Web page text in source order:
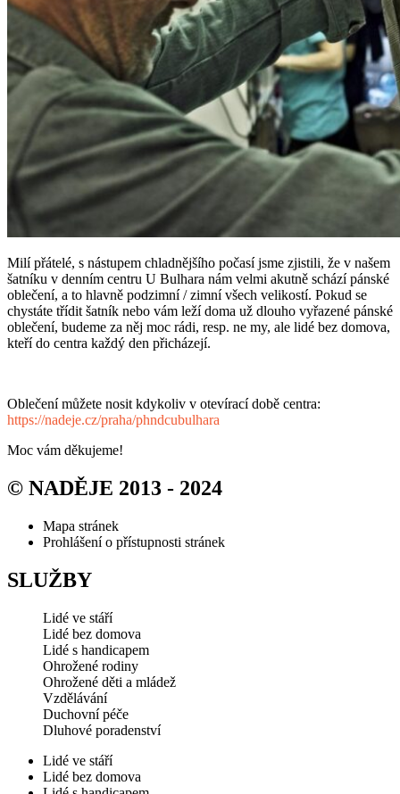
Milí přátelé, s nástupem chladnějšího počasí jsme zjistili, že v našem
šatníku v denním centru U Bulhara nám velmi akutně schází pánské
oblečení, a to hlavně podzimní / zimní všech velikostí. Pokud se
chystáte třídit šatník nebo vám leží doma už dlouho vyřazené pánské
oblečení, budeme za něj moc rádi, resp. ne my, ale lidé bez domova,
kteří do centra každý den přicházejí.
Oblečení můžete nosit kdykoliv v otevírací době centra:
https://nadeje.cz/praha/phndcubulhara
Moc vám děkujeme!
© NADĚJE 2013 - 2024
Mapa stránek
Prohlášení o přístupnosti stránek
SLUŽBY
Lidé ve stáří
Lidé bez domova
Lidé s handicapem
Ohrožené rodiny
Ohrožené děti a mládež
Vzdělávání
Duchovní péče
Dluhové poradenství
Lidé ve stáří
Lidé bez domova